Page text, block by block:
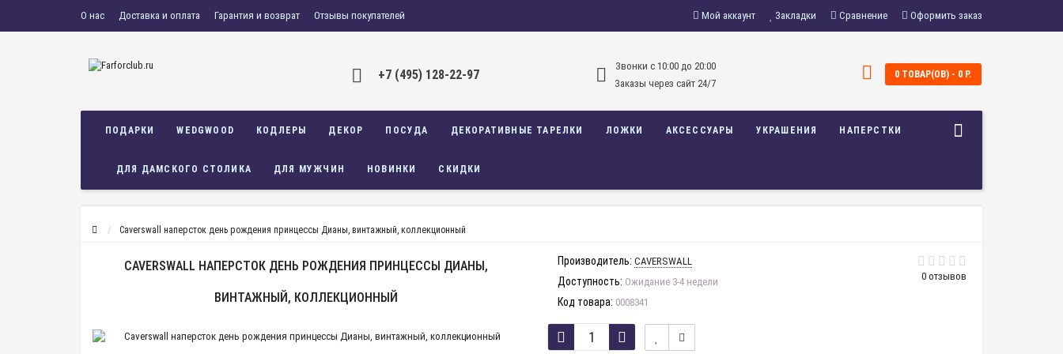
О нас Доставка и оплата Гарантия и возврат Отзывы покупателей Мой аккаунт Закладки Сравнение Оформить заказ
+7 (495) 128-22-97
Звонки c 10:00 до 20:00
Заказы через сайт 24/7
0 ТОВАР(ОВ) - 0 Р.
ПОДАРКИ WEDGWOOD КОДЛЕРЫ ДЕКОР ПОСУДА ДЕКОРАТИВНЫЕ ТАРЕЛКИ ЛОЖКИ АКСЕССУАРЫ УКРАШЕНИЯ НАПЕРСТКИ
ДЛЯ ДАМСКОГО СТОЛИКА ДЛЯ МУЖЧИН НОВИНКИ СКИДКИ
Caverswall наперсток день рождения принцессы Дианы, винтажный, коллекционный
CAVERSWALL НАПЕРСТОК ДЕНЬ РОЖДЕНИЯ ПРИНЦЕССЫ ДИАНЫ,
ВИНТАЖНЫЙ, КОЛЛЕКЦИОННЫЙ
0 отзывов
Производитель: CAVERSWALL
Доступность: Ожидание 3-4 недели
Код товара: 0008341